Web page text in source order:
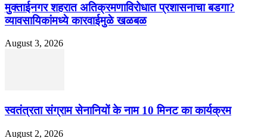
मुक्ताईनगर शहरात अतिक्रमणाविरोधात प्रशासनाचा बडगा?
व्यावसायिकांमध्ये कारवाईमुळे खळबळ
August 3, 2026
स्वतंत्रता संग्राम सेनानियों के नाम 10 मिनट का कार्यक्रम
August 2, 2026